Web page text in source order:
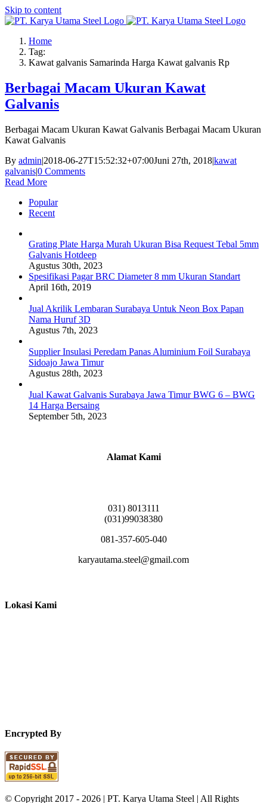
Skip to content
Home
Tag:
Kawat galvanis Samarinda Harga Kawat galvanis Rp
Berbagai Macam Ukuran Kawat
Galvanis
Berbagai Macam Ukuran Kawat Galvanis Berbagai Macam Ukuran
Kawat Galvanis
By admin|2018-06-27T15:52:32+07:00Juni 27th, 2018|kawat
galvanis|0 Comments
Read More
Popular
Recent
Grating Plate Harga Murah Ukuran Bisa Request Tebal 5mm
Galvanis Hotdeep
Agustus 30th, 2023
Spesifikasi Pagar BRC Diameter 8 mm Ukuran Standart
April 16th, 2019
Jual Akrilik Lembaran Surabaya Untuk Neon Box Papan
Nama Huruf 3D
Agustus 7th, 2023
Supplier Insulasi Peredam Panas Aluminium Foil Surabaya
Sidoajo Jawa Timur
Agustus 28th, 2023
Jual Kawat Galvanis Surabaya Jawa Timur BWG 6 – BWG
14 Harga Bersaing
September 5th, 2023
Alamat Kami
031) 8013111
(031)99038380
081-357-605-040
karyautama.steel@gmail.com
Lokasi Kami
Encrypted By
© Copyright 2017 - 2026 | PT. Karya Utama Steel | All Rights